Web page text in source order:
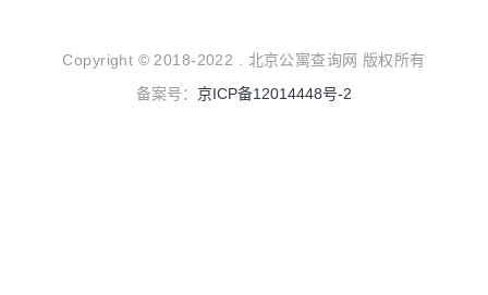
Copyright © 2018-2022 . 北京公寓查询网 版权所有
备案号： 京ICP备12014448号-2